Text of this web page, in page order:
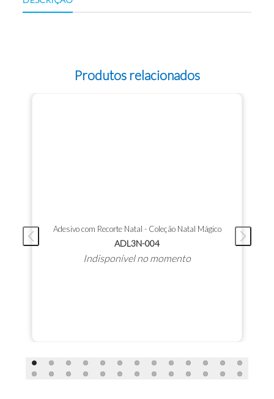
Produtos relacionados
Adesivo com Recorte Natal - Coleção Natal Mágico
ADL3N-004
Indisponível no momento